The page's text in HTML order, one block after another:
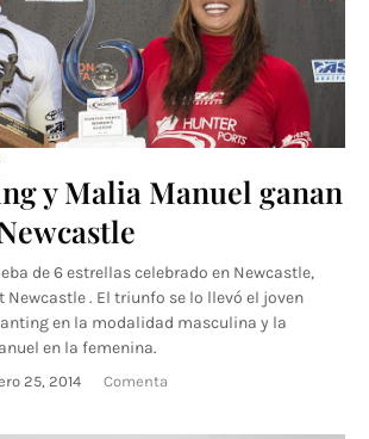
y Malia Manuel ganan
de 6 estrellas celebrado en Newcastle,
Newcastle . El triunfo se lo llevó el joven
en la modalidad masculina y la
en la femenina.
25, 2014 Comenta